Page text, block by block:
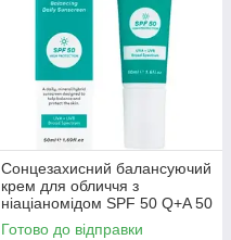
Сонцезахисний балансуючий
крем для обличчя з
ніаціаномідом SPF 50 Q+A 50
мл
Готово до відправки